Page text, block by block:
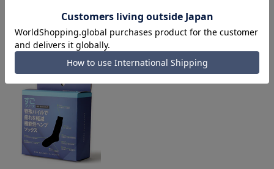
【疲れを軽減、機能性ヘンプソックス】※商品をクリックして
該当ページへ
■機能性ヘンプソックス